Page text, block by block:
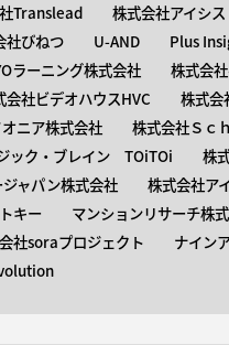
Translead 株式会社アイシス
社びねつ U-AND Plus
ラーニング株式会社 株式会
会社ビデオハウスHVC 株式会
ニア株式会社 株式会社Ｓｃ
ック・ブレイン TOiTOi 株
ャパン株式会社 株式会社ア
キー マンションリサーチ株
社soraプロジェクト ナイン